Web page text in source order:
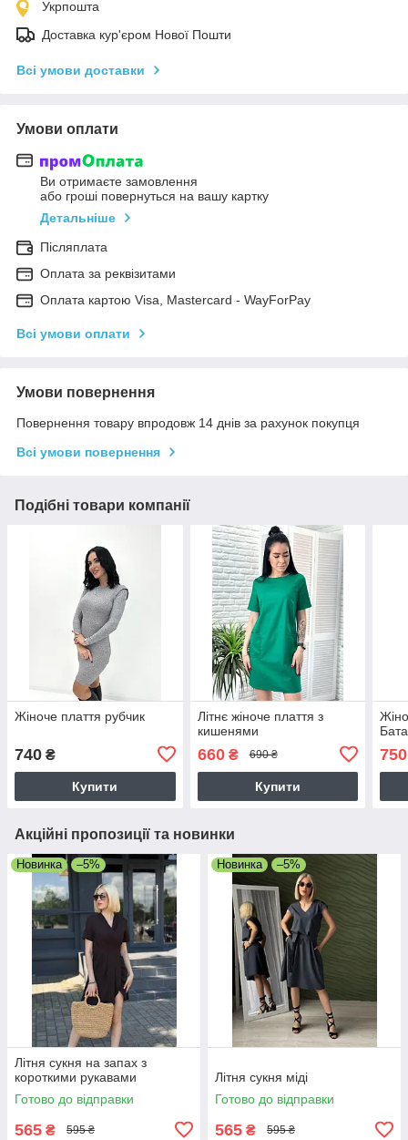
Укрпошта
Доставка кур'єром Нової Пошти
Всі умови доставки
Умови оплати
Ви отримаєте замовлення
або гроші повернуться на вашу картку
Детальніше
Післяплата
Оплата за реквізитами
Оплата картою Visa, Mastercard - WayForPay
Всі умови оплати
Умови повернення
Повернення товару впродовж 14 днів за рахунок покупця
Всі умови повернення
Подібні товари компанії
Жіноче плаття рубчик
740 ₴
Купити
Літнє жіноче плаття з
кишенями
660₴ 690 ₴
Купити
750
Акційні пропозиції та новинки
Новинка –5%
Літня сукня на запах з
короткими рукавами
Готово до відправки
565 ₴ 595 ₴
Новинка –5%
Літня сукня міді
Готово до відправки
565 ₴ 595 ₴